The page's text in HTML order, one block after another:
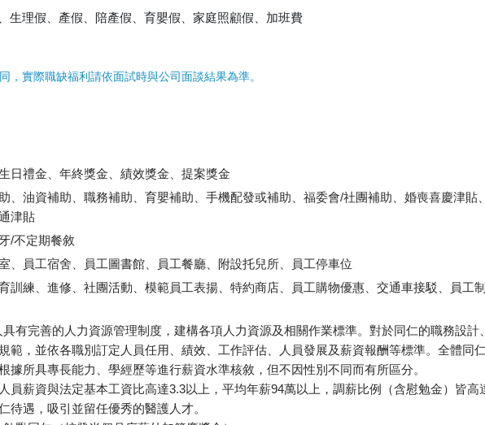
生理假、產假、陪產假、育嬰假、家庭照顧假、加班費
，實際職缺福利請依面試時與公司面談結果為準。
日禮金、年終獎金、績效獎金、提案獎金
、油資補助、職務補助、育嬰補助、手機配發或補助、福委會/社團補助、婚喪喜慶津貼
津貼
/不定期餐敘
、員工宿舍、員工圖書館、員工餐廳、附設托兒所、員工停車位
訓練、進修、社團活動、模範員工表揚、特約商店、員工購物優惠、交通車接駁、員工
有完善的人力資源管理制度，建構各項人力資源及相關作業標準。對於同仁的職務設計
範，並依各職別訂定人員任用、績效、工作評估、人員發展及薪資報酬等標準。全體同
據所具專長能力、學經歷等進行薪資水準核敘，但不因性別不同而有所區分。
員薪資與法定基本工資比高達3.3以上，平均年薪94萬以上，調薪比例（含慰勉金）皆高
待遇，吸引並留任優秀的醫護人才。